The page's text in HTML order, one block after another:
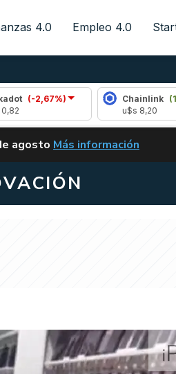
4.0 Empleo 4.0
Chainlink (1,08%)
ALERTAagosto VUELVE EL CARRY
Más información